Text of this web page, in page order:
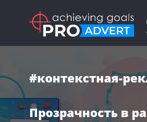
#контекстная-
Прозрачность в